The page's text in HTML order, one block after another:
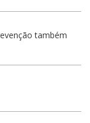
também